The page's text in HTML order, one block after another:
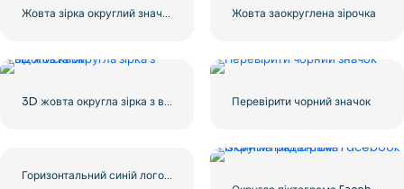
Жовта заокруглена зірочка
Перевірити чорний значок